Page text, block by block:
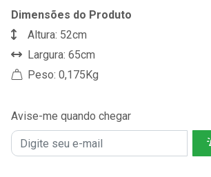
Dimensões do Produto
Altura: 52cm
Largura: 65cm
Peso: 0,175Kg
Avise-me quando chegar